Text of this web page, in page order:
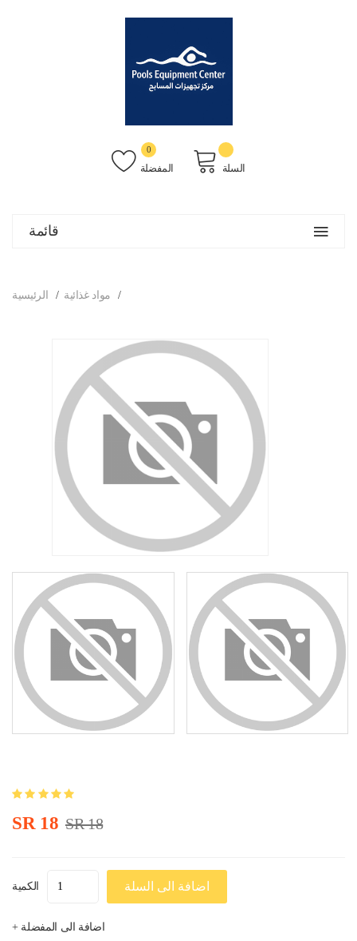
المفضلة
0
السلة
قائمة
الرئيسية مواد غذائية
SR 18 SR 18
الكمية اضافة الى السلة
+ اضافة الى المفضلة